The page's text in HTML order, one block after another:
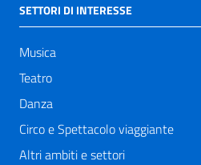
SETTORI DI INTERESSE
Musica
Teatro
Danza
Circo e Spettacolo viaggiante
Altri ambiti e settori